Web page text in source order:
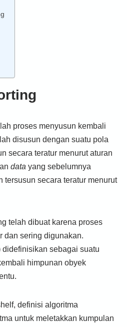
proses menyusun kembali
disusun dengan suatu pola
secara teratur menurut aturan
data yang sebelumnya
tersusun secara teratur menurut
telah dibuat karena proses
dan sering digunakan.
didefinisikan sebagai suatu
himpunan obyek
definisi algoritma
untuk meletakkan kumpulan